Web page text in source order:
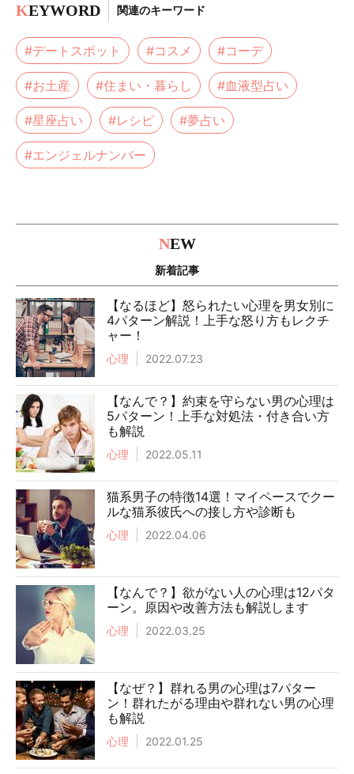
KEYWORD 関連のキーワード
#デートスポット #コスメ #コーデ
#お土産 #住まい・暮らし #血液型占い
#星座占い #レシピ #夢占い
#エンジェルナンバー
NEW
新着記事
【なるほど】怒られたい心理を男女別に
4パターン解説！上手な怒り方もレクチ
ャー！
心理 2022.07.23
【なんで？】約束を守らない男の心理は
5パターン！上手な対処法・付き合い方
も解説
心理 2022.05.11
猫系男子の特徴14選！マイペースでクー
ルな猫系彼氏への接し方や診断も
心理 2022.04.06
【なんで？】欲がない人の心理は12パタ
ーン。原因や改善方法も解説します
心理 2022.03.25
【なぜ？】群れる男の心理は7パター
ン！群れたがる理由や群れない男の心理
も解説
心理 2022.01.25